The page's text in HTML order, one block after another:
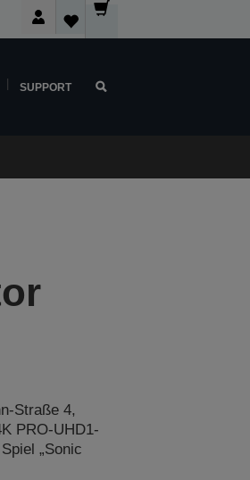
SUPPORT
Straße 4,
PRO-UHD1-
„Sonic